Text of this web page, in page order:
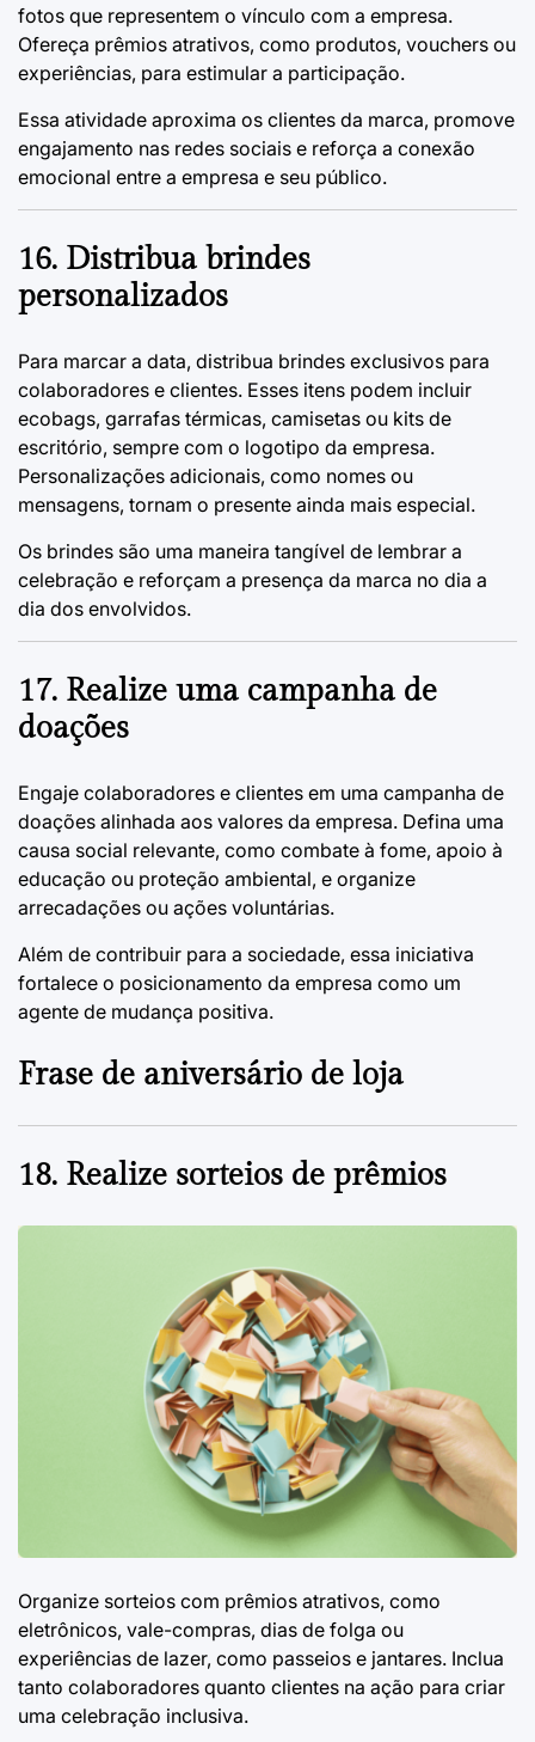
fotos que representem o vínculo com a empresa.
Ofereça prêmios atrativos, como produtos, vouchers ou
experiências, para estimular a participação.
Essa atividade aproxima os clientes da marca, promove
engajamento nas redes sociais e reforça a conexão
emocional entre a empresa e seu público.
16. Distribua brindes
personalizados
Para marcar a data, distribua brindes exclusivos para
colaboradores e clientes. Esses itens podem incluir
ecobags, garrafas térmicas, camisetas ou kits de
escritório, sempre com o logotipo da empresa.
Personalizações adicionais, como nomes ou
mensagens, tornam o presente ainda mais especial.
Os brindes são uma maneira tangível de lembrar a
celebração e reforçam a presença da marca no dia a
dia dos envolvidos.
17. Realize uma campanha de
doações
Engaje colaboradores e clientes em uma campanha de
doações alinhada aos valores da empresa. Defina uma
causa social relevante, como combate à fome, apoio à
educação ou proteção ambiental, e organize
arrecadações ou ações voluntárias.
Além de contribuir para a sociedade, essa iniciativa
fortalece o posicionamento da empresa como um
agente de mudança positiva.
Frase de aniversário de loja
18. Realize sorteios de prêmios
Organize sorteios com prêmios atrativos, como
eletrônicos, vale-compras, dias de folga ou
experiências de lazer, como passeios e jantares. Inclua
tanto colaboradores quanto clientes na ação para criar
uma celebração inclusiva.